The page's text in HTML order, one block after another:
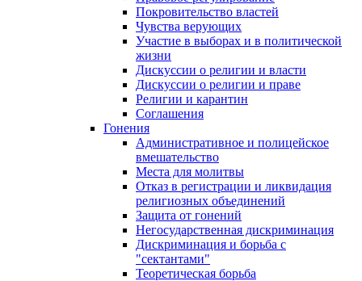
Покровительство властей
Чувства верующих
Участие в выборах и в политической
жизни
Дискуссии о религии и власти
Дискуссии о религии и праве
Религии и карантин
Соглашения
Гонения
Административное и полицейское
вмешательство
Места для молитвы
Отказ в регистрации и ликвидация
религиозных объединений
Защита от гонений
Негосударственная дискриминация
Дискриминация и борьба с
"сектантами"
Теоретическая борьба